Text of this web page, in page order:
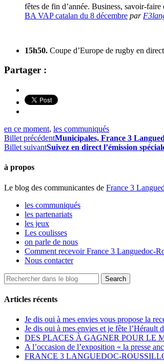
fêtes de fin d’année. Business, savoir-
BA VAP catalan du 8 décembre par
15h50. Coupe d’Europe de rugby en
Partager :
en ce moment, les communiqués
Billet précédentMunicipales, France 3
Billet suivantSuivez en direct l’émission
à propos
Le blog des communicantes de France 3
les communiqués
les partenariats
les jeux
Les coulisses
on parle de nous
Comment recevoir France 3 Languedoc-
Nous contacter
Articles récents
Je dis oui à mes envies vous propose la
Je dis oui à mes envies et je fête l’Hérault
DES PLACES À GAGNER POUR LE
A l’occasion de l’exposition « la presse
FRANCE 3 LANGUEDOC-